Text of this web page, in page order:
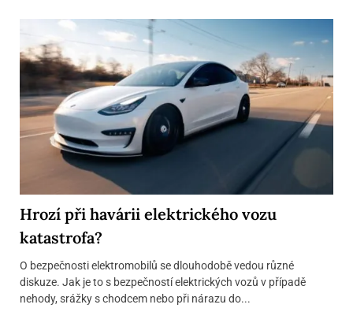
Hrozí při havárii elektrického vozu
katastrofa?
O bezpečnosti elektromobilů se dlouhodobě vedou různé
diskuze. Jak je to s bezpečností elektrických vozů v případě
nehody, srážky s chodcem nebo při nárazu do...